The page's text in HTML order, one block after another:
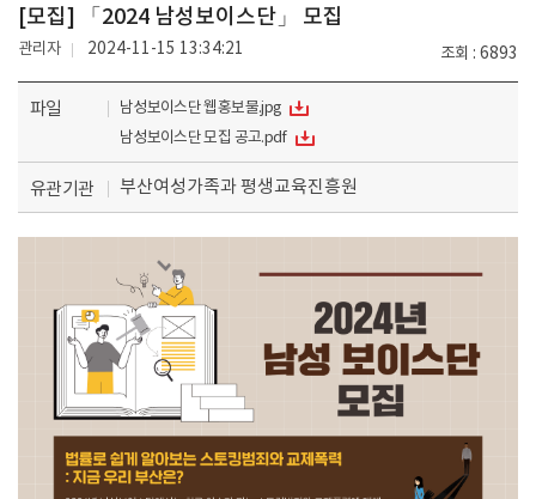
[모집] 「2024 남성보이스단」 모집
조회 6893
관리자 2024-11-15 13:34:21
파일
남성보이스단 웹홍보물.jpg
남성보이스단 모집 공고.pdf
유관기관 부산여성가족과 평생교육진흥원